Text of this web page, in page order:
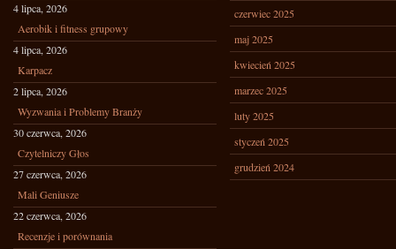
4 lipca, 2026
Aerobik i fitness grupowy
4 lipca, 2026
Karpacz
2 lipca, 2026
Wyzwania i Problemy Branży
30 czerwca, 2026
Czytelniczy Głos
27 czerwca, 2026
Mali Geniusze
22 czerwca, 2026
Recenzje i porównania
czerwiec 2025
maj 2025
kwiecień 2025
marzec 2025
luty 2025
styczeń 2025
grudzień 2024